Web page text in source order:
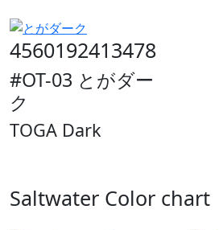
4560192413478
#OT-03 とがダー
ク
TOGA Dark
Saltwater Color chart